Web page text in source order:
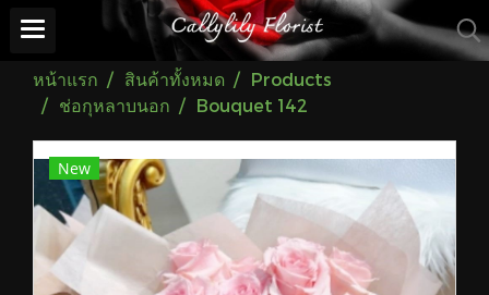
หน้าแรก สินค้าทั้งหมด
Products
ช่อกุหลาบนอก
Bouquet 142
New